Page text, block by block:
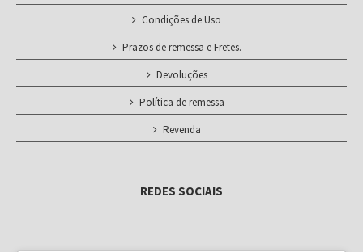
Condições de Uso
Prazos de remessa e Fretes.
Devoluções
Política de remessa
Revenda
REDES SOCIAIS